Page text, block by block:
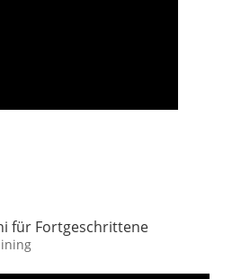
für Fortgeschrittene